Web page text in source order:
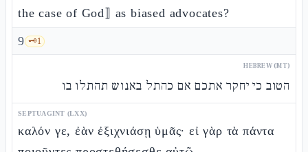
the case of God⟧ as biased advocates?
9 🗝️1
HEBREW (MT)
הטוב כי יחקר אתכם אם כהתל באנוש תהתלו בו
SEPTUAGINT (LXX)
καλόν γε, ἐὰν ἐξιχνιάσῃ ὑμᾶς· εἰ γὰρ τὰ πάντα